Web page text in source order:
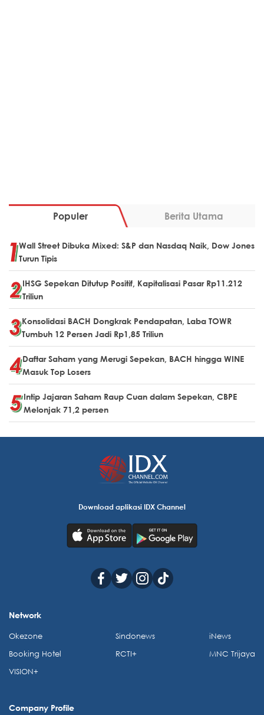
Populer Berita Utama
Wall Street Dibuka Mixed: S&P dan Nasdaq Naik, Dow Jones
Turun Tipis
IHSG Sepekan Ditutup Positif, Kapitalisasi Pasar Rp11.212
Triliun
Konsolidasi BACH Dongkrak Pendapatan, Laba TOWR
Tumbuh 12 Persen Jadi Rp1,85 Triliun
Daftar Saham yang Merugi Sepekan, BACH hingga WINE
Masuk Top Losers
Intip Jajaran Saham Raup Cuan dalam Sepekan, CBPE
Melonjak 71,2 persen
Download aplikasi IDX Channel
Network
Okezone
Booking Hotel
VISION+
Sindonews
RCTI+
iNews
MNC Trijaya
Company Profile